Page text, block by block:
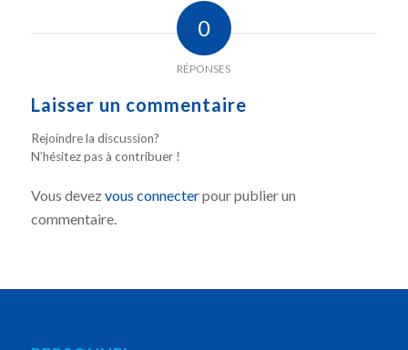
0
RÉPONSES
Laisser un commentaire
Rejoindre la discussion?
N’hésitez pas à contribuer !
Vous devezvous connecterpour publier un
commentaire.